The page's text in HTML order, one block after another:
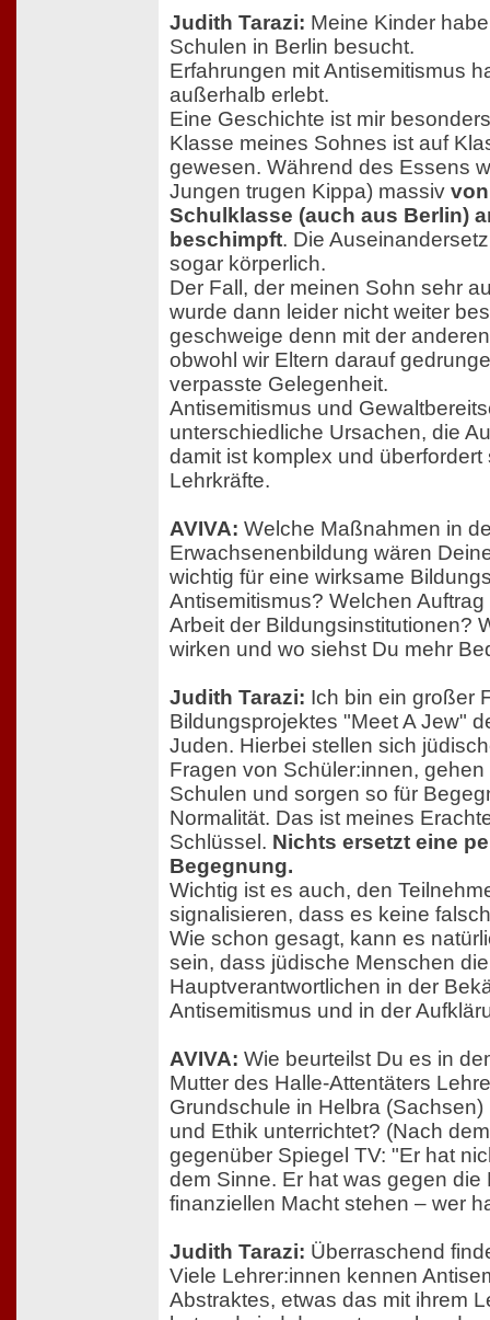
Judith Tarazi: Meine Kinder
Schulen in Berlin besucht.
Erfahrungen mit Antisemitismus
außerhalb erlebt.
Eine Geschichte ist mir
Klasse meines Sohnes ist auf
gewesen. Während des Essens
Jungen trugen Kippa) massiv
Schulklasse (auch aus Berlin)
beschimpft. Die
sogar körperlich.
Der Fall, der meinen Sohn sehr
wurde dann leider nicht weiter
geschweige denn mit der
obwohl wir Eltern darauf
verpasste Gelegenheit.
Antisemitismus und
unterschiedliche Ursachen, die
damit ist komplex und überfordert
Lehrkräfte.
AVIVA: Welche Maßnahmen in
Erwachsenenbildung wären
wichtig für eine wirksame
Antisemitismus? Welchen
Arbeit der Bildungsinstitutionen?
wirken und wo siehst Du mehr
Judith Tarazi: Ich bin ein großer
Bildungsprojektes "Meet A Jew"
Juden. Hierbei stellen sich
Fragen von Schüler:innen,
Schulen und sorgen so für
Normalität. Das ist meines
Schlüssel. Nichts ersetzt eine
Begegnung.
Wichtig ist es auch, den
signalisieren, dass es keine
Wie schon gesagt, kann es
sein, dass jüdische Menschen die
Hauptverantwortlichen in der
Antisemitismus und in der
AVIVA: Wie beurteilst Du es in
Mutter des Halle-Attentäters
Grundschule in Helbra
und Ethik unterrichtet? (Nach
gegenüber Spiegel TV: "Er hat
dem Sinne. Er hat was gegen die
finanziellen Macht stehen – wer
Judith Tarazi: Überraschend
Viele Lehrer:innen kennen
Abstraktes, etwas das mit ihrem